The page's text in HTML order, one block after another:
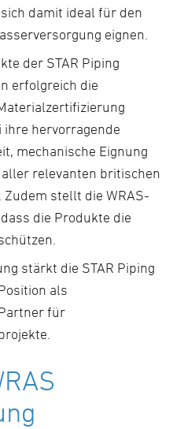
damit ideal für den
eignen.
der STAR Piping
erfolgreich die
hervorragende
mechanische Eignung
relevanten britischen
stellt die WRAS-
die Produkte die
stärkt die STAR Piping
als
für